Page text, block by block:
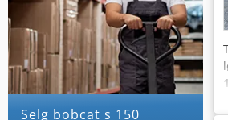
Selg bobcat s 150